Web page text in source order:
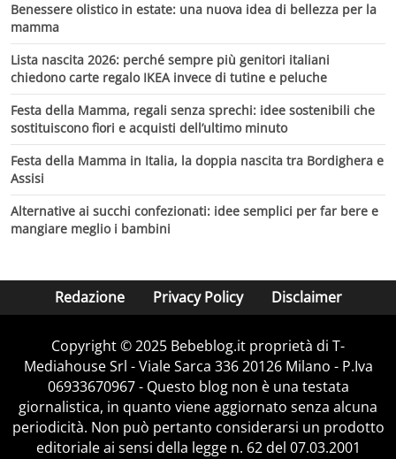
Benessere olistico in estate: una nuova idea di bellezza per la
mamma
Lista nascita 2026: perché sempre più genitori italiani
chiedono carte regalo IKEA invece di tutine e peluche
Festa della Mamma, regali senza sprechi: idee sostenibili che
sostituiscono fiori e acquisti dell’ultimo minuto
Festa della Mamma in Italia, la doppia nascita tra Bordighera e
Assisi
Alternative ai succhi confezionati: idee semplici per far bere e
mangiare meglio i bambini
Redazione Privacy Policy Disclaimer
Copyright © 2025 Bebeblog.it proprietà di T-
Mediahouse Srl - Viale Sarca 336 20126 Milano - P.Iva
06933670967 - Questo blog non è una testata
giornalistica, in quanto viene aggiornato senza alcuna
periodicità. Non può pertanto considerarsi un prodotto
editoriale ai sensi della legge n. 62 del 07.03.2001